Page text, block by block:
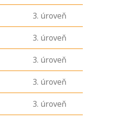
3. úroveň
3. úroveň
3. úroveň
3. úroveň
3. úroveň